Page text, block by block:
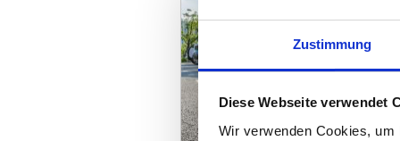
Zustimmung
Diese Webseite verwendet
Wir verwenden Cookies,